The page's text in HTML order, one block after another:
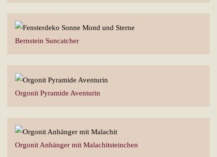
Bernstein Suncatcher
Orgonit Pyramide Aventurin
Orgonit Anhänger mit Malachitsteinchen